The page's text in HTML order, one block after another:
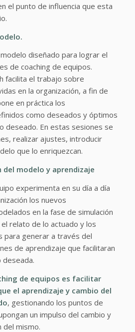
el punto de influencia que esta
diseñado para lograr el
de coaching de equipos.
facilita el trabajo sobre
en la organización, a fin de
en práctica los
como deseados y óptimos
deseado. En estas sesiones se
realizar ajustes, introducir
que lo enriquezcan.
del modelo y aprendizaje
experimenta en su día a día
los nuevos
en la fase de simulación
relato de lo actuado y los
para generar a través del
de aprendizaje que facilitaran
deseada.
de equipos es facilitar
el aprendizaje y cambio del
, gestionando los puntos de
un impulso del cambio y
del mismo.